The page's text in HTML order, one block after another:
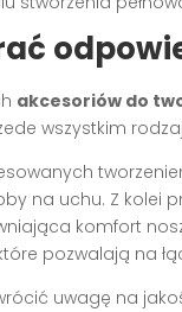
akcesoriów do
wszystkim
na uchu. Z kolei
komfort
pozwalają na
uwagę na